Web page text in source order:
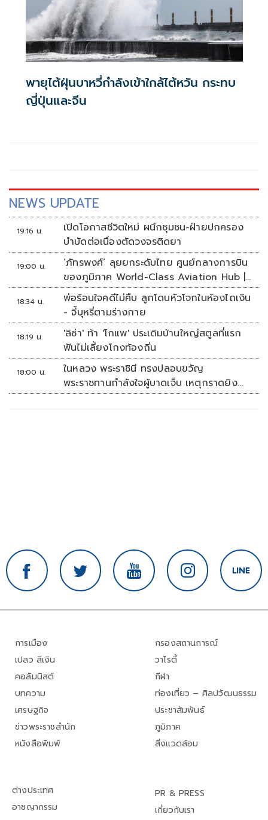
พายุไต้ฝุ่นบาหวี่กำลังเข้าใกล้ไต้หวัน กระทบ
ญี่ปุ่นและจีน
NEWS UPDATE
19:16 น.
เปิดโอกาสชีวิตใหม่ ผนึกชุมชน-ฝ่ายปกครอง
บำบัดต่อเนื่องตัดวงจรติดยา
19:00 น.
‘ภัทรพงศ์’ ลุยยกระดับไทย ศูนย์กลางการบิน
ของภูมิภาค World-Class Aviation Hub |
ห้องข่าวไทยโพสต์สุดสัปดาห์
18:34 น.
พ่อร้อนใจคดีไม่คืบ ลูกโดนหัวโจกในห้องไถเงิน
- จี้บุหรี่ตามร่างกาย
18:19 น.
'ลิซ่า' ท้า 'โกแพ' ประเดิมบ้านใหญ่สตูลที่แรก
ฟันไม่เลี้ยงโกงท้องถิ่น
18:00 น.
ในหลวง พระราชินี ทรงปลอบขวัญ
พระราชทานกำลังใจผู้บาดเจ็บ เหตุกราดยิง
รร.เทพศิรินทร์นนทบุรี
การเมือง
เปลว สีเงิน
คอลัมนิสต์
บทความ
เศรษฐกิจ
ข่าวพระราชสำนัก
หนังสือพิมพ์
กรองสถานการณ์
วาไรตี้
กีฬา
ท่องเที่ยว – ศิลปวัฒนธรรม
ประชาสัมพันธ์
ภูมิภาค
สิ่งแวดล้อม
ต่างประเทศ
อาชญากรรม
PR & PRESS
เกี่ยวกับเรา